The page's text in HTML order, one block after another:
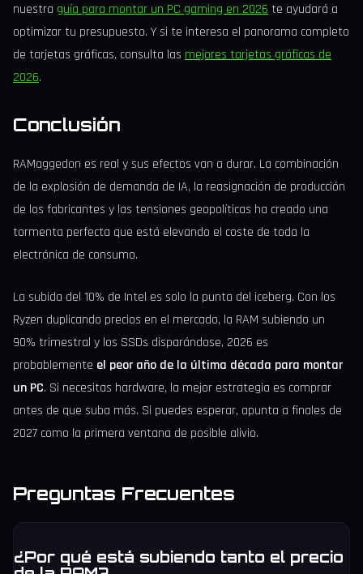
nuestra guía para montar un PC gaming en 2026 te ayudará a
optimizar tu presupuesto. Y si te interesa el panorama completo
de tarjetas gráficas, consulta las mejores tarjetas gráficas de
2026.
Conclusión
RAMaggedon es real y sus efectos van a durar. La combinación
de la explosión de demanda de IA, la reasignación de producción
de los fabricantes y las tensiones geopolíticas ha creado una
tormenta perfecta que está elevando el coste de toda la
electrónica de consumo.
La subida del 10% de Intel es solo la punta del iceberg. Con los
Ryzen duplicando precios en el mercado, la RAM subiendo un
90% trimestral y los SSDs disparándose, 2026 es
probablemente el peor año de la última década para montar
un PC. Si necesitas hardware, la mejor estrategia es comprar
antes de que suba más. Si puedes esperar, apunta a finales de
2027 como la primera ventana de posible alivio.
Preguntas Frecuentes
¿Por qué está subiendo tanto el precio